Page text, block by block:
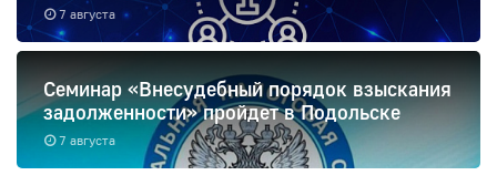
7 августа
7 августа
Семинар «Внесудебный порядок взыскания
задолженности» пройдет в Подольске